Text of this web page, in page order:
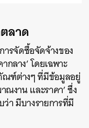
ลาด
ารจัดซื้อจัดจ้างของ
ลาง’ โดยเฉพาะ
ณฑ์ต่างๆ ที่มีข้อมูลอยู่
ณงาน และราคา’ ซึ่ง
า มีบางรายการที่มี
EMAIL